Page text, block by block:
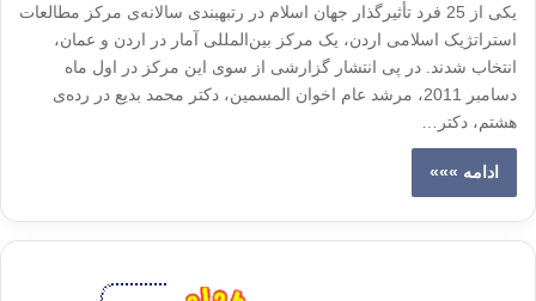
یکی از 25 فرد تأثیرگذار جهان اسلام در رتبه‎بندی سالانه‌ی مرکز مطالعات
استراتژیک اسلامی اردن، یک مرکز بین‌المللی آمار در اردن و عمان،
انتخاب شدند. در پی انتشار گزارشی از سوی این مرکز در اول ماه
دسامبر 2011، مرشد عام اخوان المسمین، دکتر محمد بدیع در رده‌ی
هشتم، دکتر…
ادامه »»»